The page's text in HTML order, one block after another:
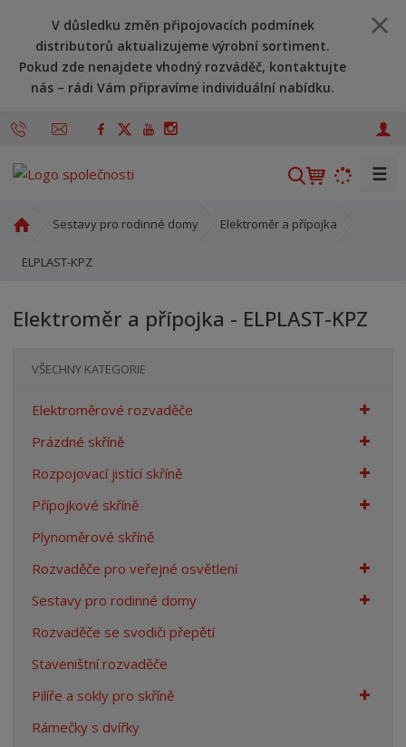
V důsledku změn připojovacích podmínek
distributorů aktualizujeme výrobní sortiment.
Pokud zde nenajdete vhodný rozváděč, kontaktujte
nás – rádi Vám připravíme individuální nabídku.
V
h
a
t
☰
o
í
t
a
Sestavy pro rodinné domy Elektroměr a přípojka
ELPLAST-KPZ
Elektroměr a přípojka - ELPLAST-KPZ
VŠECHNY KATEGORIE
Elektroměrové rozvaděče
Prázdné skříně
Rozpojovací jistící skříně
Přípojkové skříně
Plynoměrové skříně
Rozvaděče pro veřejné osvětlení
Sestavy pro rodinné domy
Rozvaděče se svodiči přepětí
Staveništní rozvaděče
Pilíře a sokly pro skříně
Rámečky s dvířky